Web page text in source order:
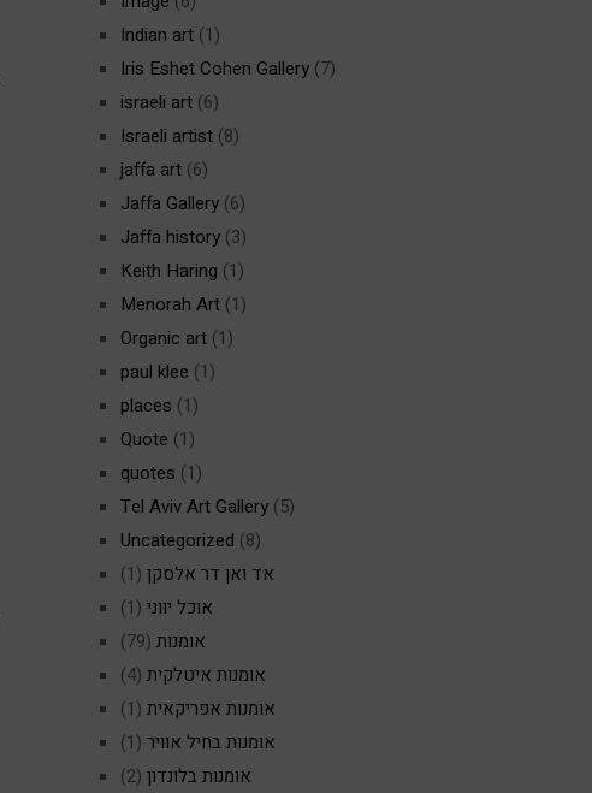
Indian art (1)
Iris Eshet Cohen Gallery (7)
israeli art (6)
Israeli artist (8)
jaffa art (6)
Jaffa Gallery (6)
Jaffa history (3)
Keith Haring (1)
Menorah Art (1)
Organic art (1)
paul klee (1)
places (1)
Quote (1)
quotes (1)
Tel Aviv Art Gallery (5)
Uncategorized (8)
אד ואן דר אלסקן (1)
אוכל יווני (1)
אומנות (79)
אומנות איטלקית (4)
אומנות אפריקאית (1)
אומנות בחיל אוויר (1)
אומנות בלונדון (2)